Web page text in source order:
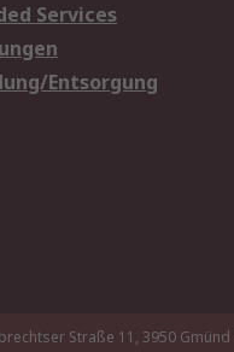
Services
Entsorgung
Straße 11, 3950 Gmünd